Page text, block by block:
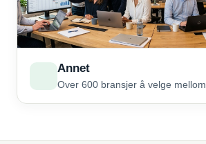
Annet
Over 600 bransjer å velge mellom